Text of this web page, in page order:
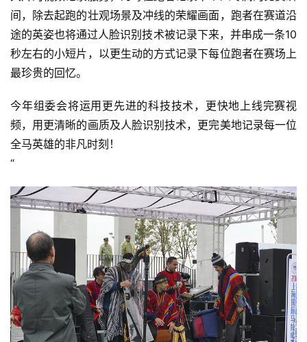
间，除去起跑的壮观场景及冲线的荣耀画面，跑者在赛道沿
途的英姿也将通过人脸识别技术被记录下来，并串成一条10
秒左右的小短片，以更生动的方式记录下每位跑者在赛场上
最珍贵的回忆。
今年组委会将运用更先进的科技技术，更快地上线完赛视
频，用更清晰的画质及人脸识别技术，更完美地记录每一位
全马英雄的非凡时刻！
“